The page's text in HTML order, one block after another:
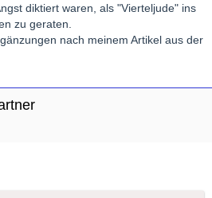
diktiert waren, als "Vierteljude" ins
zu geraten.
nach meinem Artikel aus der